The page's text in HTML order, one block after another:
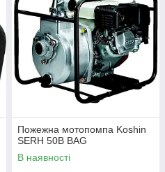
Пожежна мотопомпа Koshin
SERH 50B BAG
В наявності